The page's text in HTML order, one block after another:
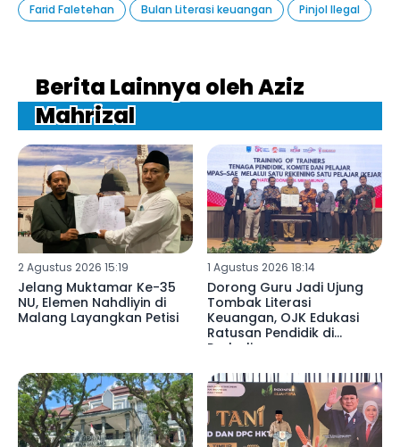
Farid Faletehan
Bulan Literasi keuangan Pinjol Ilegal
Berita Lainnya oleh Aziz
Mahrizal
2 Agustus 2026 15:19
Jelang Muktamar Ke-35
NU, Elemen Nahdliyin di
Malang Layangkan Petisi
1 Agustus 2026 18:14
Dorong Guru Jadi Ujung
Tombak Literasi
Keuangan, OJK Edukasi
Ratusan Pendidik di
Probolinggo